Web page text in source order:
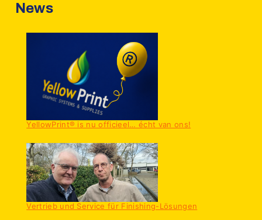
News
YellowPrint® is nu officieel… écht van ons!
Vertrieb und Service für Finishing-Lösungen